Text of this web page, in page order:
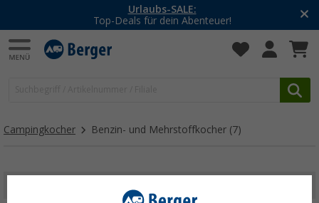
Urlaubs-SALE:
Top-Deals für dein Abenteuer!
Campingkocher Benzin- und Mehrstoffkocher (7)